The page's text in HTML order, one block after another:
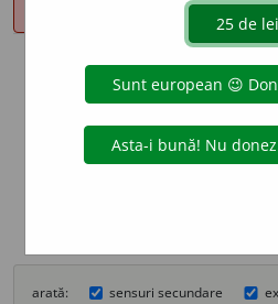
info
Aceste definiții
echipa
originale se află
Puteți reordona
arată: sensuri secundare